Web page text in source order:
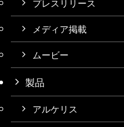
プレスリリース
メディア掲載
ムービー
製品
アルケリス